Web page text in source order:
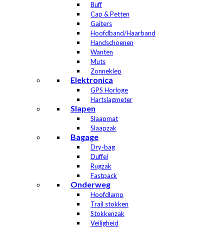
Buff
Cap & Petten
Gaiters
Hoofdband/Haarband
Handschoenen
Wanten
Muts
Zonneklep
Elektronica
GPS Horloge
Hartslagmeter
Slapen
Slaapmat
Slaapzak
Bagage
Dry-bag
Duffel
Rugzak
Fastpack
Onderweg
Hoofdlamp
Trail stokken
Stokkenzak
Veiligheid